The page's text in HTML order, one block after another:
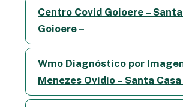
Centro Covid Goioere – Santa
Goioere –
Wmo Diagnóstico por
Menezes Ovidio – Santa Casa